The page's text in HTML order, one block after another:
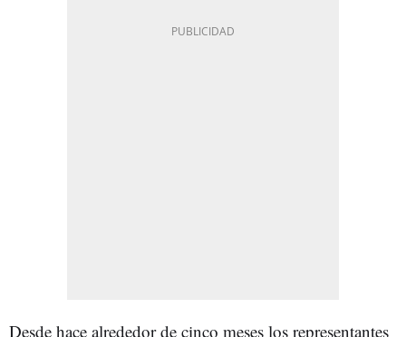
Desde hace alrededor de cinco meses los representantes